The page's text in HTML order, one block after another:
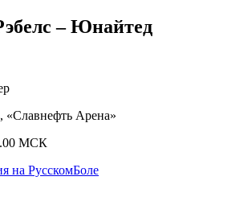
– Юнайтед
«Славнефть Арена»
МСК
на РусскомБоле